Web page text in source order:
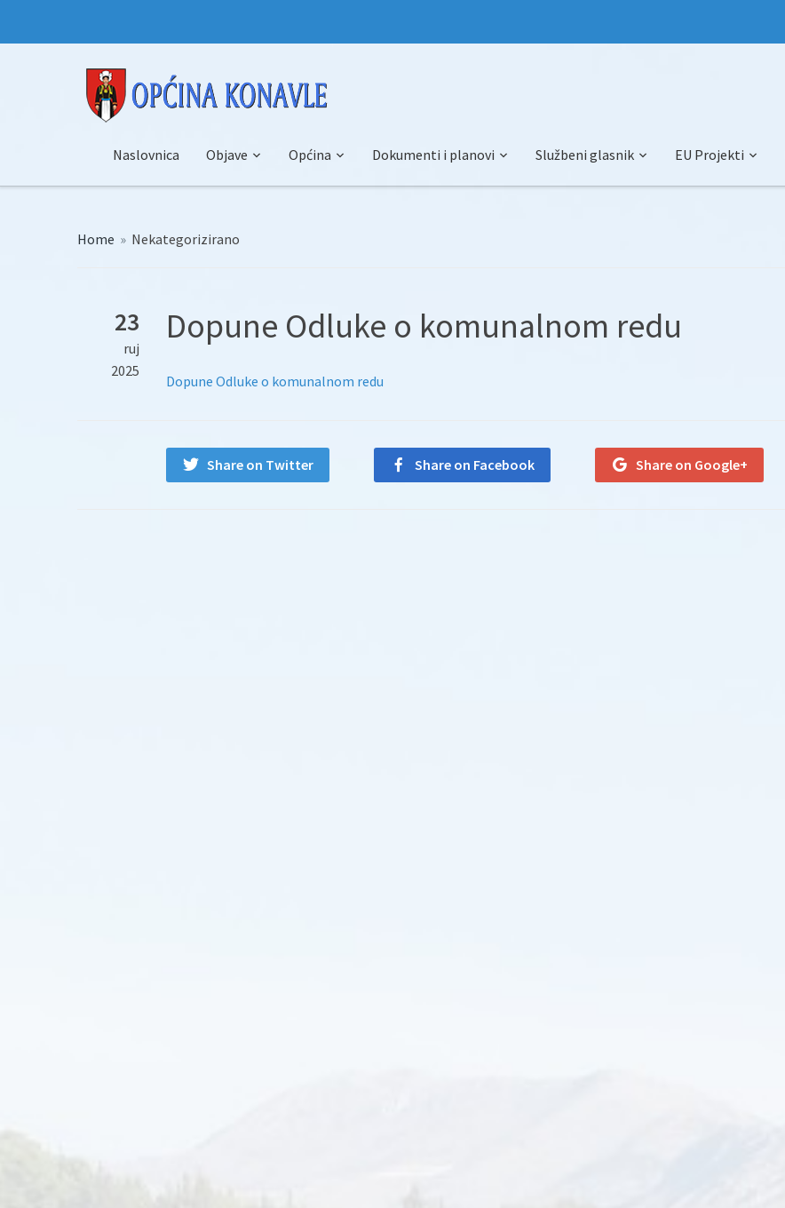
Naslovnica Objave Općina Dokumenti i planovi Službeni glasnik EU Projekti
Home » Nekategorizirano
23
ruj
2025
Dopune Odluke o komunalnom redu
Dopune Odluke o komunalnom redu
Share on Twitter Share on Facebook Share on Google+